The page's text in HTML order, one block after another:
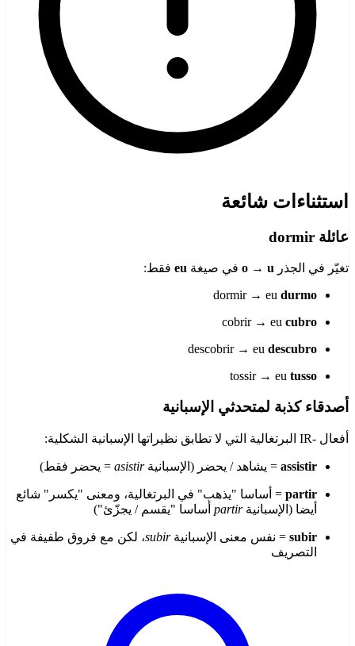
استثناءات شائعة
عائلة dormir
تغيّر في الجذر o → u في صيغة eu فقط:
dormir → eu durmo
cobrir → eu cubro
descobrir → eu descubro
tossir → eu tusso
أصدقاء كذبة لمتحدثي الإسبانية
أفعال -IR البرتغالية التي لا تطابق نظيراتها الإسبانية الشكلية:
assistir = يشاهد / يحضر (الإسبانيةasistir = يحضر فقط)
partir = أساسا "يذهب" في البرتغالية، ومعنى "يكسر" شائع
أيضا (الإسبانيةpartir أساسا "يقسم / يجزّئ")
subir = نفس معنى الإسبانيةsubir، لكن مع فروق طفيفة في
التصريف